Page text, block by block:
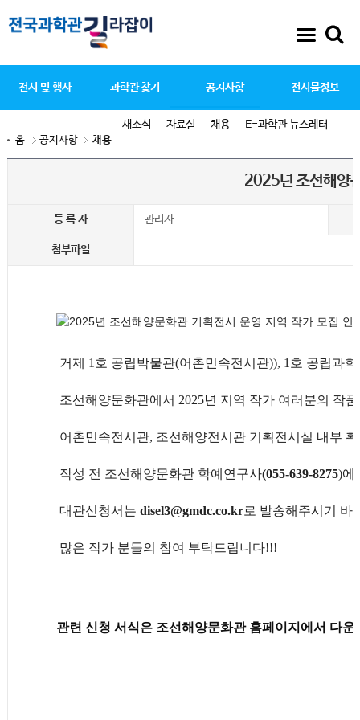
전시 및 행사 과학관 찾기 공지사항
새소식 자료실 채용 E-과학관 뉴스레터
전시물정보
홈 공지사항 채용
2025년 조선해양
등 록 자 관리자
첨부파일
거제 1호 공립박물관(어촌민속전시관)), 1호 공립과
조선해양문화관에서 2025년 지역 작가 여러분의 작
어촌민속전시관, 조선해양전시관 기획전시실 내부
작성 전 조선해양문화관 학예연구사(055-639-8275)에
대관신청서는 disel3@gmdc.co.kr로 발송해주시기 바
많은 작가 분들의 참여 부탁드립니다!!!
관련 신청 서식은 조선해양문화관 홈페이지에서 다